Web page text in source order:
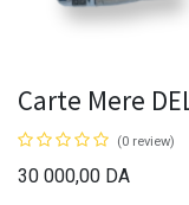
Carte Mere
(0 review)
30 000,00 DA